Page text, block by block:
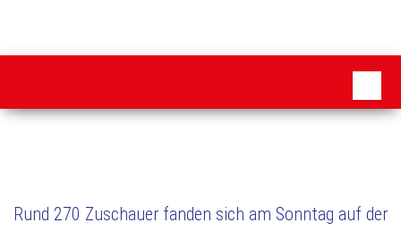
Rund 270 Zuschauer fanden sich am Sonntag auf der